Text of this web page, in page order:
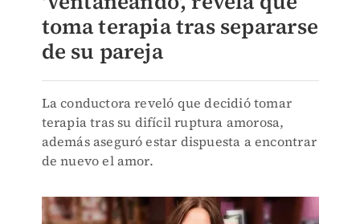
toma terapia tras separarse
de su pareja
La conductora reveló que decidió tomar
terapia tras su difícil ruptura amorosa,
además aseguró estar dispuesta a encontrar
de nuevo el amor.